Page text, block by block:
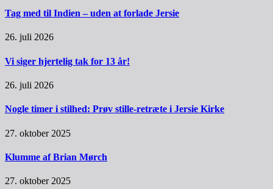
Tag med til Indien – uden at forlade Jersie
26. juli 2026
Vi siger hjertelig tak for 13 år!
26. juli 2026
Nogle timer i stilhed: Prøv stille-retræte i Jersie Kirke
27. oktober 2025
Klumme af Brian Mørch
27. oktober 2025